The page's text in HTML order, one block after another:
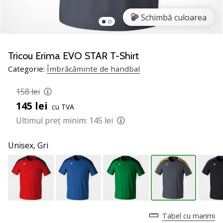
PUMA
Accelerate
NITRO
Află
care
actualizările
tehnice
și
vezi
dacă
merită…
Schimbă culoarea
Tricou Erima EVO STAR T-Shirt
Categorie: Îmbrăcăminte de handbal
158 lei
145 lei cu TVA
Ultimul preț minim: 145 lei
Unisex, Gri
Tabel cu marimi